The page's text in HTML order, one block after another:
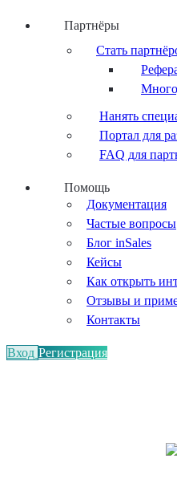
Партнёры
Стать
Нанять
Портал для
FAQ для
Помощь
Документация
Частые вопросы
Блог inSales
Кейсы
Как открыть
Отзывы и
Контакты
Вход Регистрация